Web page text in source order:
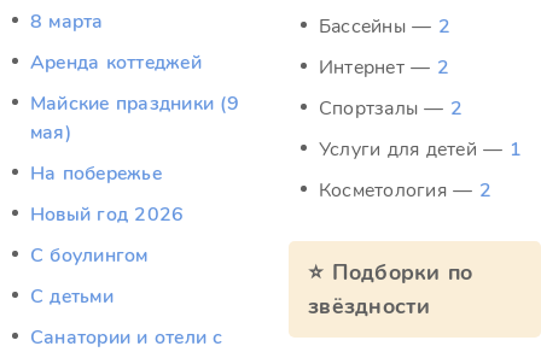
8 марта
Аренда коттеджей
Майские праздники (9
мая)
На побережье
Новый год 2026
С боулингом
С детьми
Санатории и отели с
Бассейны — 2
Интернет — 2
Спортзалы — 2
Услуги для детей — 1
Косметология — 2
⭐ Подборки по
звёздности